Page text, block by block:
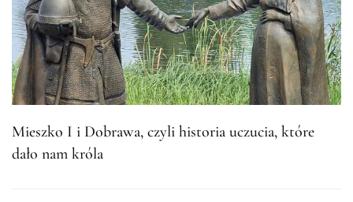
Mieszko I i Dobrawa, czyli historia uczucia, które
dało nam króla